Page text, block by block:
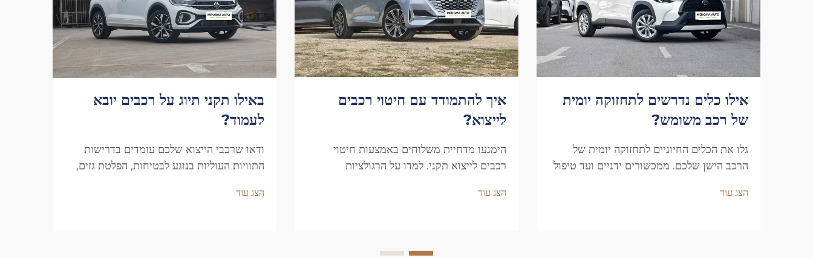
אילו כלים נדרשים לתחזוקה יומית
של רכב משומש?
גלו את הכלים החיוניים לתחזוקה יומית של
הרכב הישן שלכם. ממכשורים ידניים ועד טיפול
בתנופת שיא. קבלו את הרשימה המלאה עכשיו.
הצג עוד
איך להתמודד עם חיטוי רכבים
לייצוא?
הימנעו מדחיית משלוחים באמצעות חיטוי
רכבים לייצוא תקני. למדו על הרגולציות
צעד אחר צעד. שמרו על תאימות – הורידו את
הצג עוד
באילו תקני תיוג על רכבים יובא
לעמוד?
ודאו שרכבי הייצוא שלכם עומדים בדרישות
התוויות העוליות בנוגע לבטיחות, הפלטת גזים,
עכשיו את רשימת התיקוף המלאה.
הצג עוד